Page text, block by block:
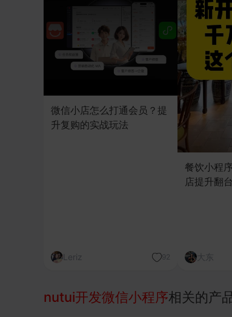
微信小店怎么打通会员？提
升复购的实战玩法
Leriz 92
餐饮小程
店提升翻
大东
nutui开发微信小程序相关的产